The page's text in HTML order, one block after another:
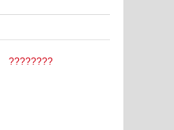
????????